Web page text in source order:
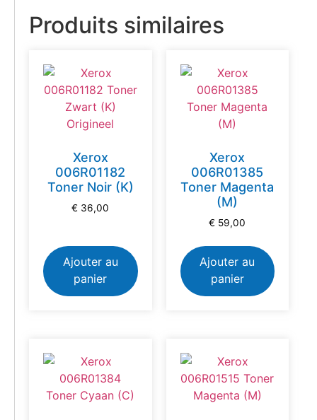
Produits similaires
Xerox
006R01182
Toner Noir (K)
€ 36,00
Ajouter au
panier
Xerox
006R01385
Toner Magenta
(M)
€ 59,00
Ajouter au
panier